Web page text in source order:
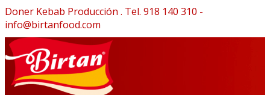
Doner Kebab Producción . Tel. 918 140 310 -
info@birtanfood.com